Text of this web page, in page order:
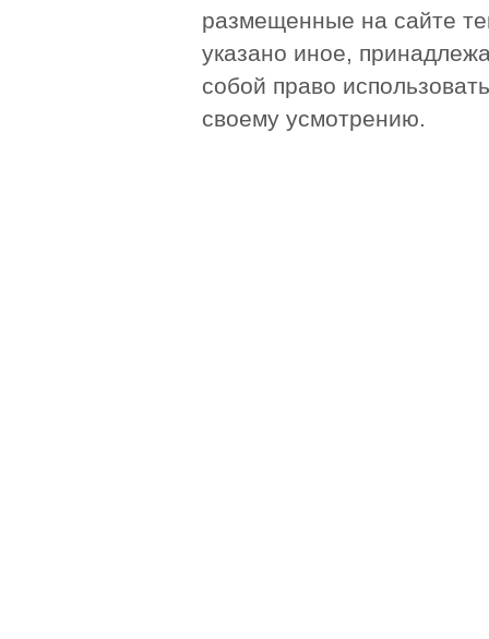
размещенные на сайте
указано иное,
собой право
своему усмотрению.